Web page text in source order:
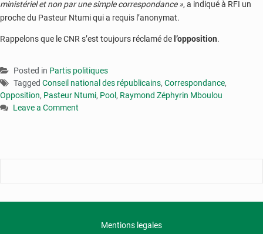
ministériel et non par une simple correspondance », a indiqué à RFI un
proche du Pasteur Ntumi qui a requis l’anonymat.
Rappelons que le CNR s’est toujours réclamé de l’opposition.
Posted in Partis politiques
Tagged Conseil national des républicains, Correspondance,
Opposition, Pasteur Ntumi, Pool, Raymond Zéphyrin Mboulou
Leave a Comment
Mentions legales